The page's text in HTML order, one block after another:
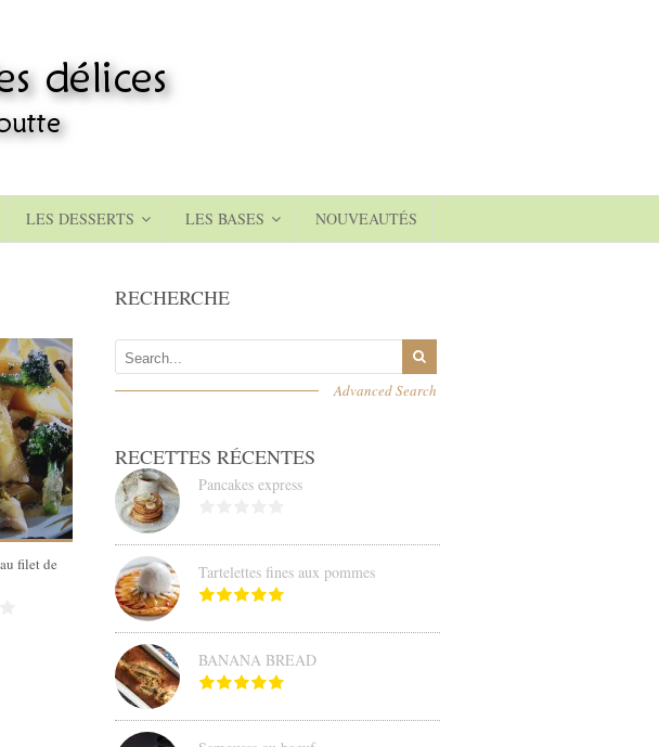
LES DESSERTS LES BASES NOUVEAUTÉS
Min
filet de
RECHERCHE
Advanced Search
RECETTES RÉCENTES
Pancakes express
Tartelettes fines aux pommes
BANANA BREAD